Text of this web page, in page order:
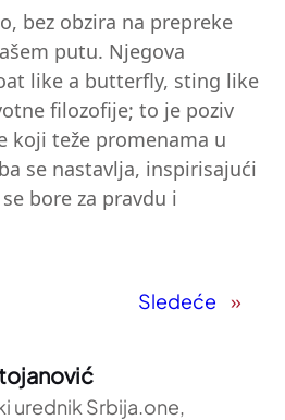
bez obzira na prepreke
putu. Njegova
like a butterfly, sting like
filozofije; to je poziv
koji teže promenama u
se nastavlja, inspirisajući
bore za pravdu i
Sledeće »
urednik Srbija.one,